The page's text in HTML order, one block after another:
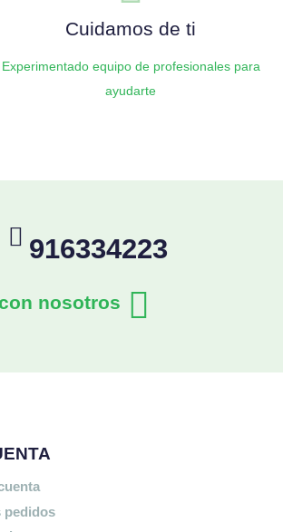
Cuidamos de ti
Experimentado equipo de profesionales para
ayudarte
916334223
nosotros
pedidos